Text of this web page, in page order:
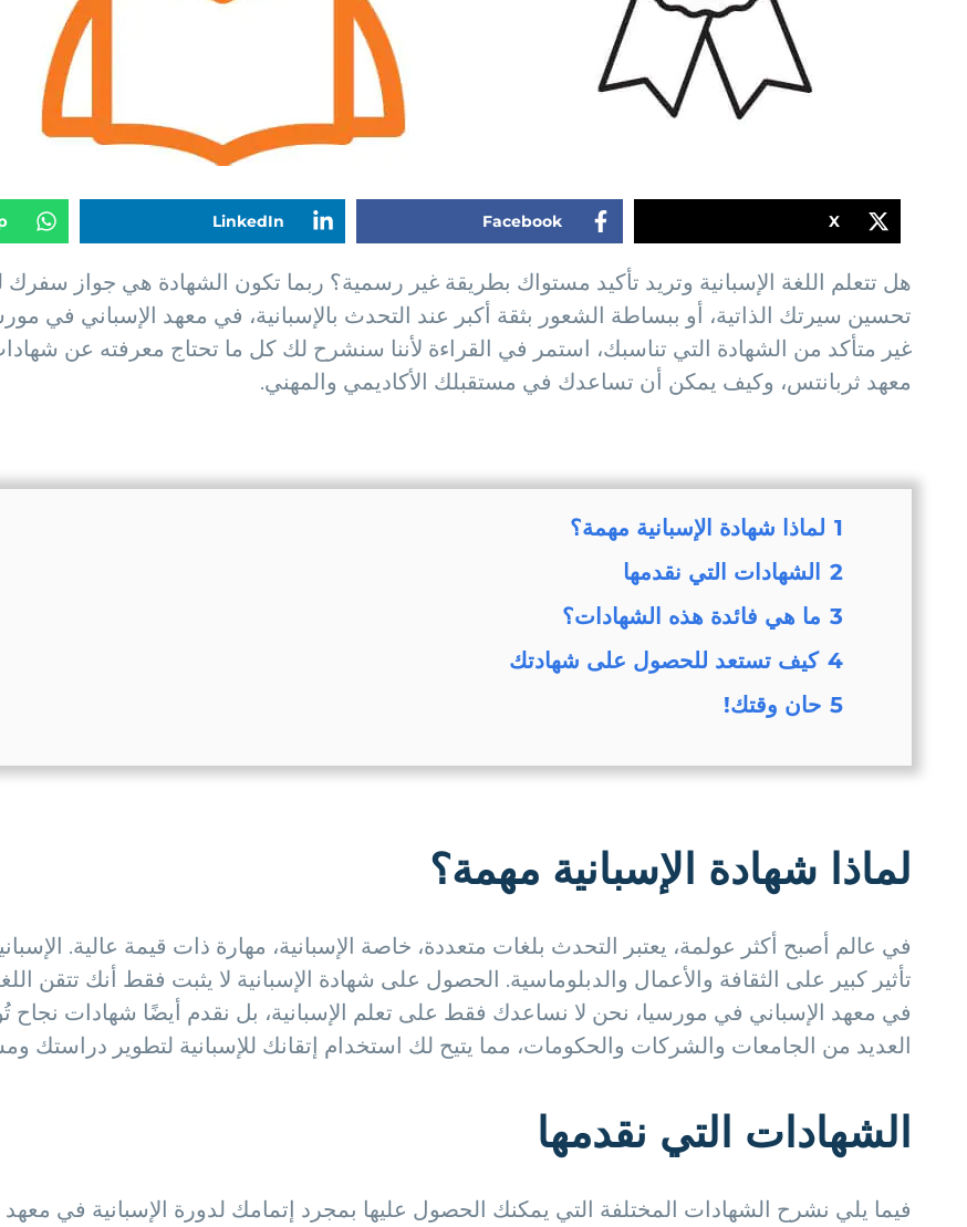
X
Facebook
LinkedIn
هل تتعلم اللغة الإسبانية وتريد تأكيد مستواك بطريقة غير رسمية؟ ربما تكون الشهادة هي جواز
تحسين سيرتك الذاتية، أو ببساطة الشعور بثقة أكبر عند التحدث بالإسبانية، في معهد الإسباني في
غير متأكد من الشهادة التي تناسبك، استمر في القراءة لأننا سنشرح لك كل ما تحتاج معرفته عن
معهد ثربانتس، وكيف يمكن أن تساعدك في مستقبلك الأكاديمي والمهني.
1 لماذا شهادة الإسبانية مهمة؟
2
الشهادات التي نقدمها
3 ما هي فائدة هذه الشهادات؟
4 كيف تستعد للحصول على شهادتك
5 حان وقتك!
لماذا شهادة الإسبانية مهمة؟
في عالم أصبح أكثر عولمة، يعتبر التحدث بلغات متعددة، خاصة الإسبانية، مهارة ذات قيمة عالية.
تأثير كبير على الثقافة والأعمال والدبلوماسية. الحصول على شهادة الإسبانية لا يثبت فقط أنك تتقن
في معهد الإسباني في مورسيا، نحن لا نساعدك فقط على تعلم الإسبانية، بل نقدم أيضًا شهادات نجاح
العديد من الجامعات والشركات والحكومات، مما يتيح لك استخدام إتقانك للإسبانية لتطوير دراستك
الشهادات التي نقدمها
فيما يلي نشرح الشهادات المختلفة التي يمكنك الحصول عليها بمجرد إتمامك لدورة الإسبانية في